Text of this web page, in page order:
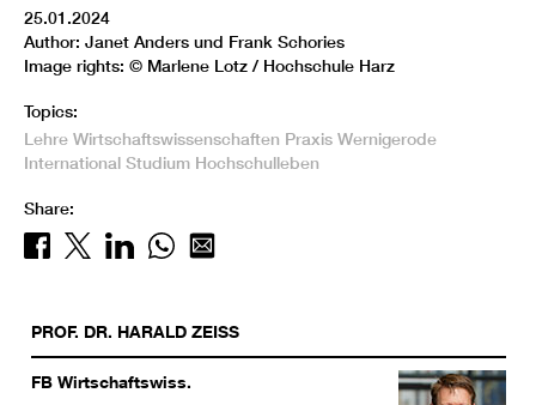
25.01.2024
Author: Janet Anders und Frank Schories
Image rights: © Marlene Lotz / Hochschule Harz
Topics:
Lehre Wirtschaftswissenschaften Praxis Wernigerode
International Studium Hochschulleben
Share:
PROF. DR. HARALD ZEISS
FB Wirtschaftswiss.